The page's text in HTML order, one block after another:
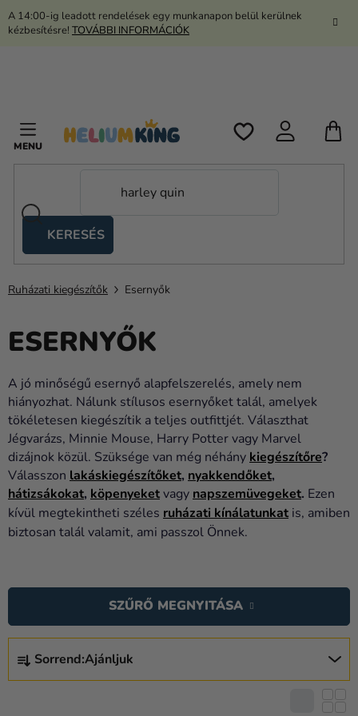
Ugrás
A 14:00-ig leadott rendelések egy munkanapon belül kerülnek
kézbesítésre! TOVÁBBI INFORMÁCIÓK
KERESÉS
sátrak
Kanekalon
Hélium
és
Esküvő
Party
Dekoráció
és
kiegészítők
Jelmezek
Újdonság
Ajándékok
Ruházati kiegészítők Esernyők
ESERNYŐK
A jó minőségű esernyő alapfelszerelés, amely nem
hiányozhat. Nálunk stílusos esernyőket talál, amelyek
tökéletesen kiegészítik a teljes outfittjét. Választhat
Jégvarázs, Minnie Mouse, Harry Potter vagy Marvel
dizájnok közül. Szüksége van még néhány kiegészítőre?
Válasszon lakáskiegészítőket, nyakkendőket,
hátizsákokat, köpenyeketvagy napszemüvegeket. Ezen
kívül megtekintheti széles ruházati kínálatunkat is, amiben
biztosan talál valamit, ami passzol Önnek.
E
R
Sorrend:Ajánljuk
SZŰRŐ MEGNYITÁSA
E
R
M
É
K